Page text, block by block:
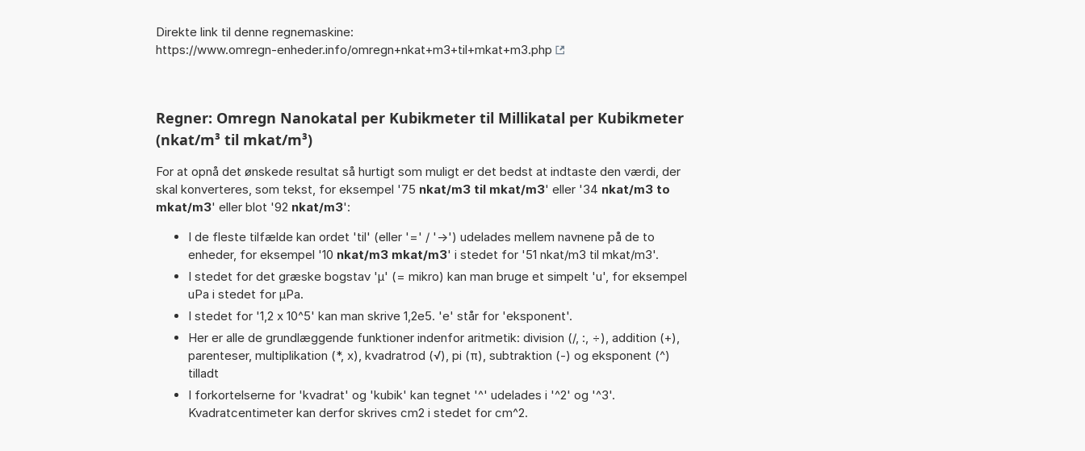
Direkte link til denne regnemaskine:
https://www.omregn-enheder.info/omregn+nkat+m3+til+mkat+m3.php
Regner: Omregn Nanokatal per Kubikmeter til Millikatal per Kubikmeter
(nkat/m³ til mkat/m³)
For at opnå det ønskede resultat så hurtigt som muligt er det bedst at indtaste den værdi, der
skal konverteres, som tekst, for eksempel '75 nkat/m3 til mkat/m3' eller '34 nkat/m3 to
mkat/m3' eller blot '92 nkat/m3':
I de fleste tilfælde kan ordet 'til' (eller '=' / '->') udelades mellem navnene på de to
enheder, for eksempel '10 nkat/m3 mkat/m3' i stedet for '51 nkat/m3 til mkat/m3'.
I stedet for det græske bogstav 'µ' (= mikro) kan man bruge et simpelt 'u', for eksempel
uPa i stedet for µPa.
I stedet for '1,2 x 10^5' kan man skrive 1,2e5. 'e' står for 'eksponent'.
Her er alle de grundlæggende funktioner indenfor aritmetik: division (/, :, ÷), addition (+),
parenteser, multiplikation (*, x), kvadratrod (√), pi (π), subtraktion (-) og eksponent (^)
tilladt
I forkortelserne for 'kvadrat' og 'kubik' kan tegnet '^' udelades i '^2' og '^3'.
Kvadratcentimeter kan derfor skrives cm2 i stedet for cm^2.